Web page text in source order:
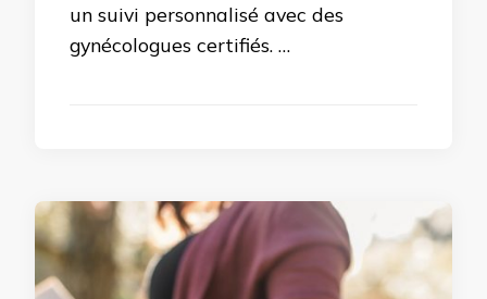
un suivi personnalisé avec des
gynécologues certifiés. …